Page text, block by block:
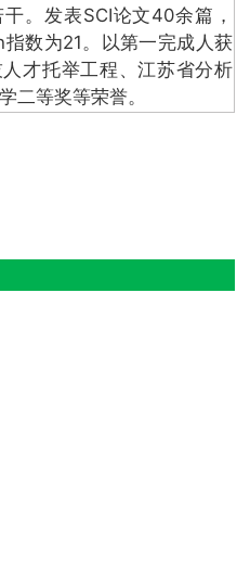
。发表SCI论文40余篇，
数为21。以第一完成人获
才托举工程、江苏省分析
二等奖等荣誉。